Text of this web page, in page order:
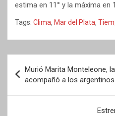
estima en 11° y la máxima en
Tags: Clima, Mar del Plata,
de
entradas
Murió Marita Monteleone,
acompañó a los